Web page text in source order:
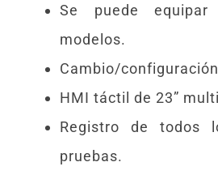
Se puede equipar
modelos.
Cambio/
HMI táctil de 23”
Registro de todos
pruebas.